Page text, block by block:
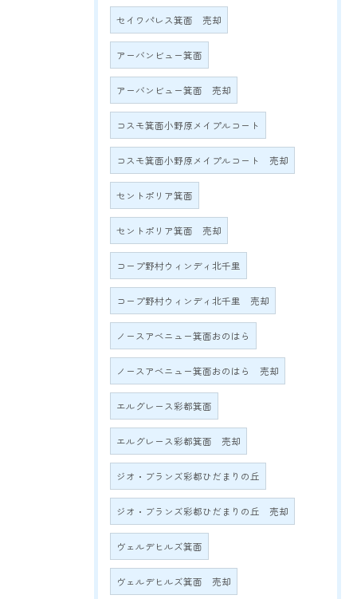
セイワパレス箕面 売却
アーバンビュー箕面
アーバンビュー箕面 売却
コスモ箕面小野原メイプルコート
コスモ箕面小野原メイプルコート 売却
セントポリア箕面
セントポリア箕面 売却
コープ野村ウィンディ北千里
コープ野村ウィンディ北千里 売却
ノースアベニュー箕面おのはら
ノースアベニュー箕面おのはら 売却
エルグレース彩都箕面
エルグレース彩都箕面 売却
ジオ・ブランズ彩都ひだまりの丘
ジオ・ブランズ彩都ひだまりの丘 売却
ヴェルデヒルズ箕面
ヴェルデヒルズ箕面 売却